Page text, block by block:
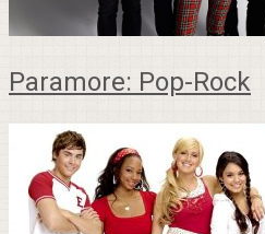
Paramore: Pop-Rock